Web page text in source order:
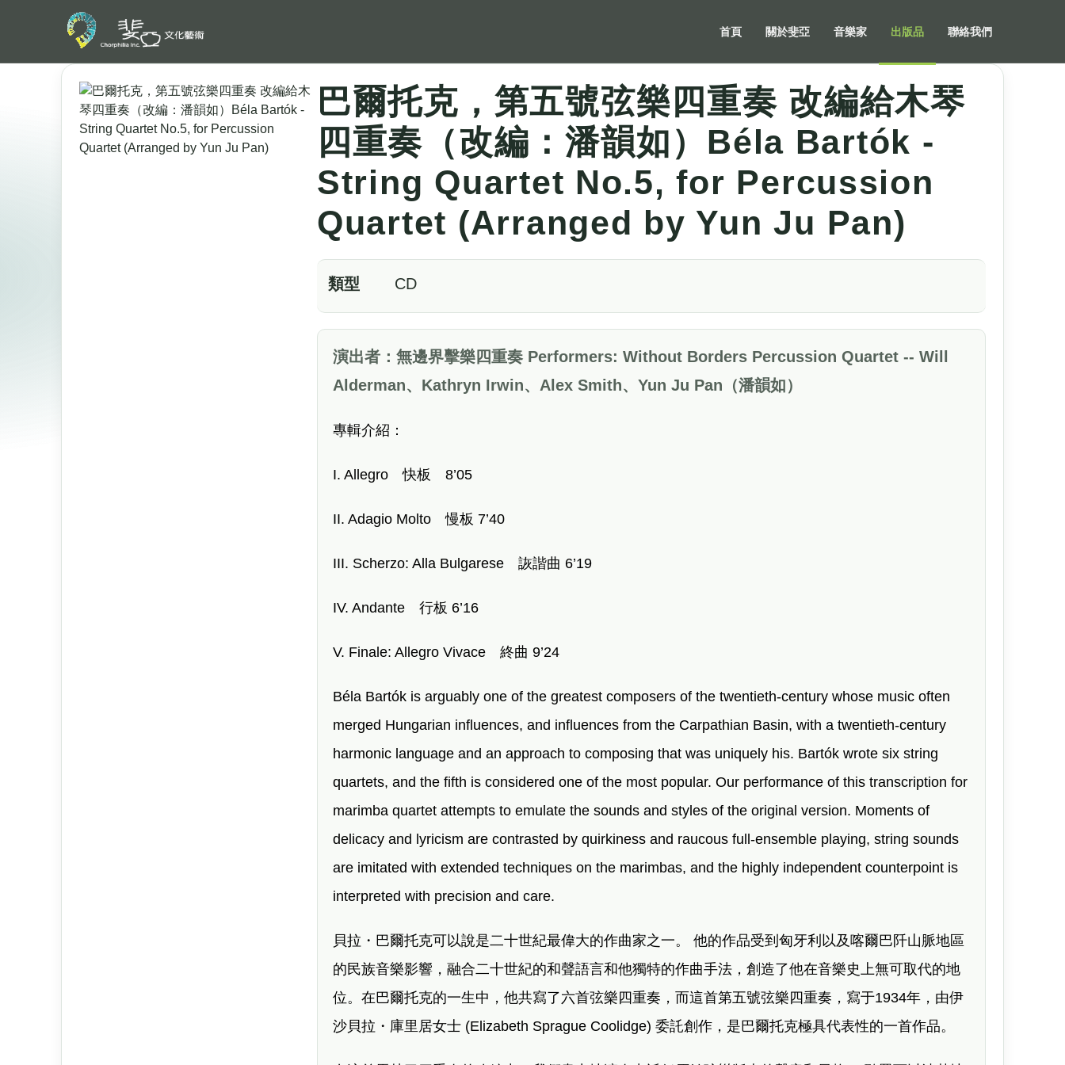
首頁 關於斐亞 音樂家 出版品 聯絡我們
巴爾托克，第五號弦樂四重奏 改編給木琴
四重奏（改編：潘韻如）Béla Bartók -
String Quartet No.5, for Percussion
Quartet (Arranged by Yun Ju Pan)
類型 CD
演出者：無邊界擊樂四重奏 Performers: Without Borders Percussion Quartet -- Will
Alderman、Kathryn Irwin、Alex Smith、Yun Ju Pan（潘韻如）
專輯介紹：
I. Allegro 快板 8’05
II. Adagio Molto 慢板 7’40
III. Scherzo: Alla Bulgarese 詼諧曲 6’19
IV. Andante 行板 6’16
V. Finale: Allegro Vivace 終曲 9’24
Béla Bartók is arguably one of the greatest composers of the twentieth-century whose music often
merged Hungarian influences, and influences from the Carpathian Basin, with a twentieth-century
harmonic language and an approach to composing that was uniquely his. Bartók wrote six string
quartets, and the fifth is considered one of the most popular. Our performance of this transcription for
marimba quartet attempts to emulate the sounds and styles of the original version. Moments of
delicacy and lyricism are contrasted by quirkiness and raucous full-ensemble playing, string sounds
are imitated with extended techniques on the marimbas, and the highly independent counterpoint is
interpreted with precision and care.
貝拉・巴爾托克可以說是二十世紀最偉大的作曲家之一。
他的作品受到匈牙利以及喀爾巴阡山脈地區
的民族音樂影響，融合二十世紀的和聲語言和他獨特的作曲手法，創造了他在音樂史上無可取代的地
位。在巴爾托克的一生中，他共寫了六首弦樂四重奏，而這首第五號弦樂四重奏，寫于1934年，由伊
沙貝拉・庫里居女士 (Elizabeth Sprague Coolidge) 委託創作，是巴爾托克極具代表性的一首作品。